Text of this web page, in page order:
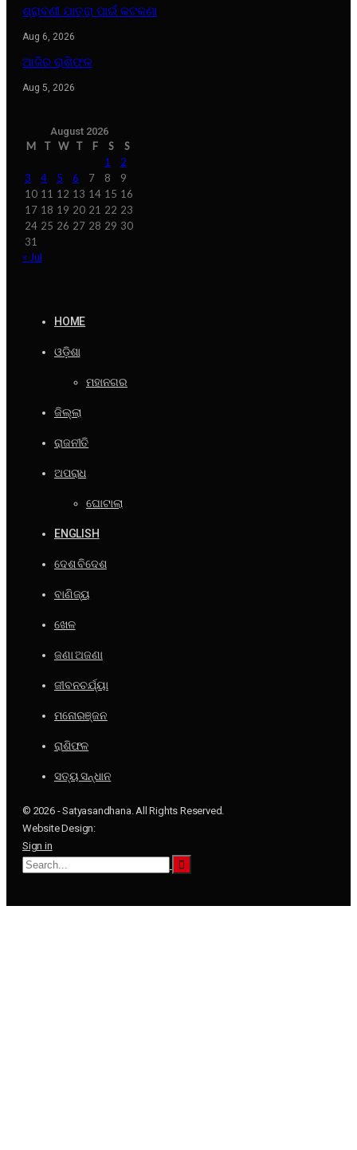
ଶ୍ରାବଣୀ ଯାତ୍ରା ପାଇଁ କଟକଣା
Aug 6, 2026
ଆଜିର ରାଶିଫଳ
Aug 5, 2026
August 2026
M T W T F S
S
1
2
3
4 5 6 7 8
9
10 11 12 13 14 15 16
17 18 19 20 21 22 23
24 25 26 27 28 29 30
31
« Jul
HOME
ଓଡ଼ିଶା
ମହାନଗର
ଜିଲ୍ଲା
ରାଜନୀତି
ଅପରାଧ
ଘୋଟାଲା
ENGLISH
ଦେଶ ବିଦେଶ
ବାଣିଜ୍ୟ
ଖେଳ
ଜଣା ଅଜଣା
ଜୀବନଚର୍ଯ୍ୟା
ମନୋରଞ୍ଜନ
ରାଶିଫଳ
ସତ୍ୟ ସନ୍ଧାନ
© 2026 - Satyasandhana. All Rights Reserved.
Website Design:
Sign in